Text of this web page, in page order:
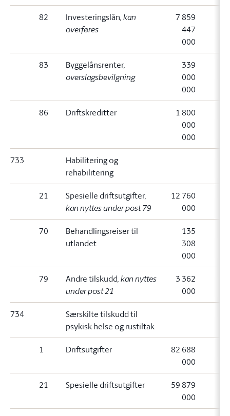
82 Investeringslån, kan
overføres
7 859
447
000
83 Byggelånsrenter,
overslagsbevilgning
339
000
000
86 Driftskreditter
1 800
000
000
733
Habilitering og
rehabilitering
21 Spesielle driftsutgifter,
kan nyttes under post 79
12 760
000
70
Behandlingsreiser til
utlandet
135
308
000
79 Andre tilskudd, kan nyttes
under post 21
3 362
000
734
Særskilte tilskudd til
psykisk helse og rustiltak
1 Driftsutgifter
82 688
000
21 Spesielle driftsutgifter
59 879
000